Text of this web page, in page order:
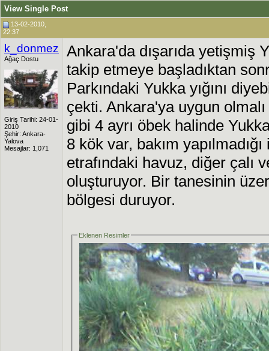
View Single Post
13-02-2010,
22:37
k_donmez
Ağaç Dostu
Giriş Tarihi: 24-01-
2010
Şehir: Ankara-
Yalova
Mesajlar: 1,071
Ankara'da dışarıda yetişmiş
takip etmeye başladıktan
Parkındaki Yukka yığını
çekti. Ankara'ya uygun
gibi 4 ayrı öbek halinde
8 kök var, bakım
etrafındaki havuz, diğer çalı
oluşturuyor. Bir tanesinin
bölgesi duruyor.
Eklenen Resimler